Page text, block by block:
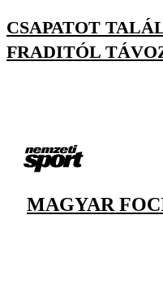
CSAPATOT
FRADITÓL
MAGYAR